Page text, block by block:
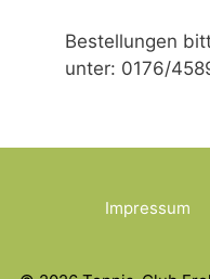
Bestellungen
unter: 0176/
Impressum